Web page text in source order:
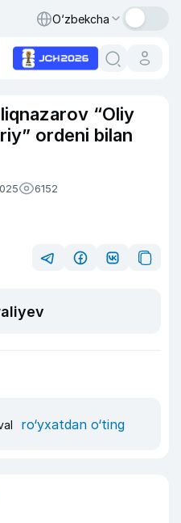
O‘zbekcha
“Oliy
ordeni bilan
6152
ro‘yxatdan o‘ting